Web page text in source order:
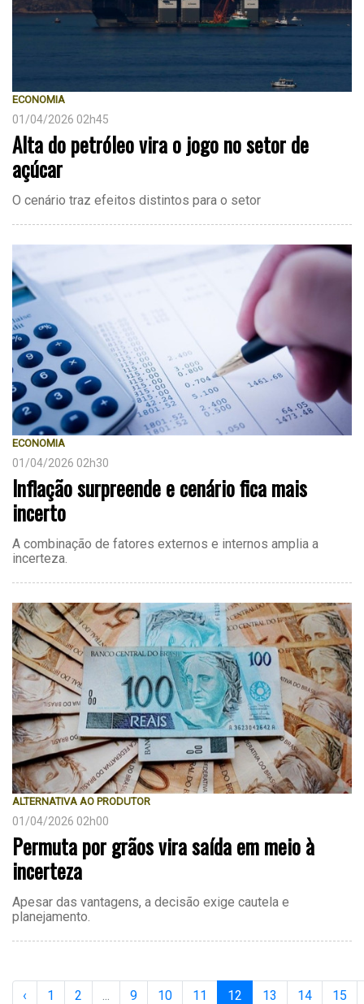
ECONOMIA
01/04/2026 02h45
Alta do petróleo vira o jogo no setor de
açúcar
O cenário traz efeitos distintos para o setor
ECONOMIA
01/04/2026 02h30
Inflação surpreende e cenário fica mais
incerto
A combinação de fatores externos e internos amplia a
incerteza.
ALTERNATIVA AO PRODUTOR
01/04/2026 02h00
Permuta por grãos vira saída em meio à
incerteza
Apesar das vantagens, a decisão exige cautela e
planejamento.
‹ 1 2 9 10 11 12 13 14 15